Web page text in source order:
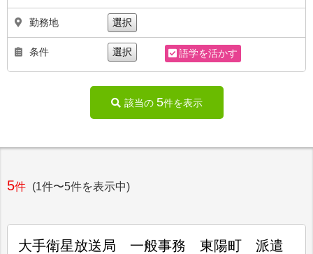
勤務地 選択
条件 選択 語学を活かす
該当の 5件を表示
5件 (1件〜5件を表示中)
大手衛星放送局 一般事務 東陽町 派遣